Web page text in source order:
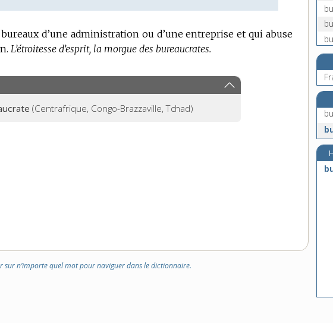
d’une administration ou d’une entreprise et qui abuse
L’étroitesse d’esprit, la morgue des bureaucrates.
(Centrafrique, Congo-Brazzaville, Tchad)
sur n’importe quel mot pour naviguer dans le dictionnaire.